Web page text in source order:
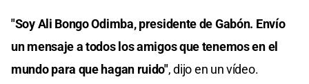
"Soy Ali Bongo Odimba, presidente de Gabón. Envío
un mensaje a todos los amigos que tenemos en el
mundo para que hagan ruido", dijo en un vídeo.